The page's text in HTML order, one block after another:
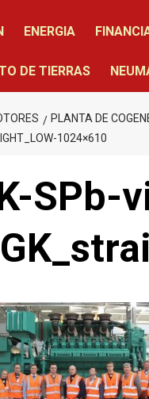
ENERGIA
DE TIERRAS
PLANTA DE
1024×610
SPb-